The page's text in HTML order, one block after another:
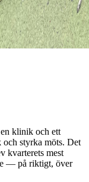
klinik och ett
och styrka möts. Det
kvarterets mest
— på riktigt, över